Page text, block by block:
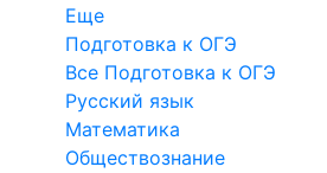
Еще
Подготовка к ОГЭ
Все Подготовка к ОГЭ
Русский язык
Математика
Обществознание